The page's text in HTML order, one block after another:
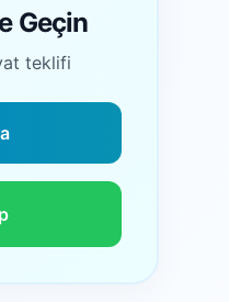
Geçin
teklifi